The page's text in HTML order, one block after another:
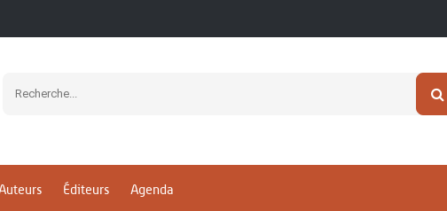
Éditeurs Agenda